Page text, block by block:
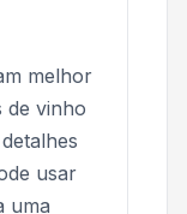
melhor
de vinho
usar
uma